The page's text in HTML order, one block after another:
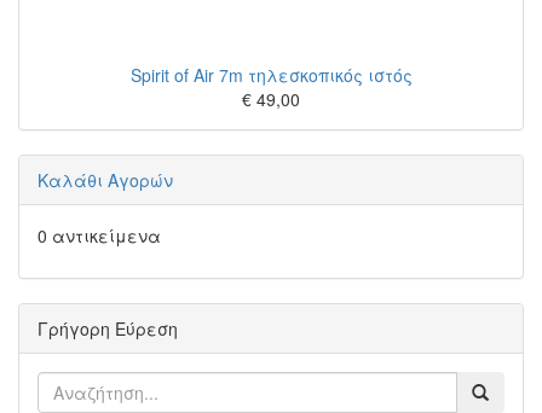
Spirit of Air 7m τηλεσκοπικός ιστός
€ 49,00
Καλάθι Αγορών
0 αντικείμενα
Γρήγορη Εύρεση